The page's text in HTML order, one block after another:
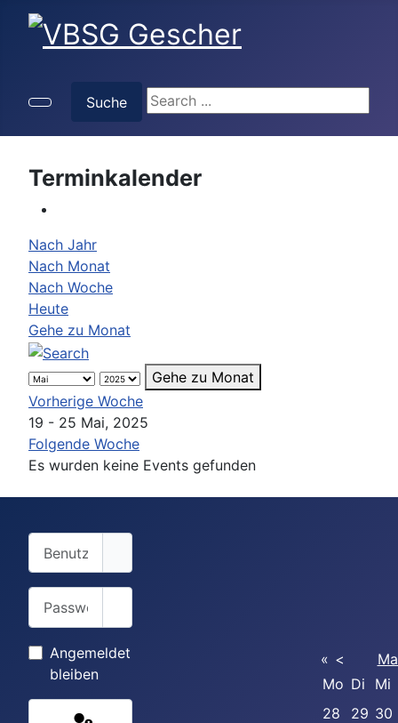
Suche
Suche
Terminkalender
Nach Jahr
Nach Monat
Nach Woche
Heute
Gehe zu Monat
Gehe zu Monat
Vorherige Woche
19 - 25 Mai, 2025
Folgende Woche
Es wurden keine Events gefunden
Angemeldet
bleiben
« <
Mo Di
Mi
28
29 30